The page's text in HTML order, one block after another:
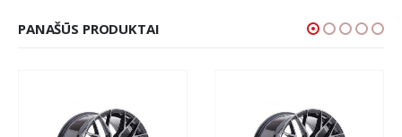
PANAŠŪS PRODUKTAI